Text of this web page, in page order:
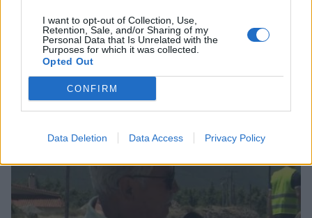
I want to opt-out of Collection, Use,
Retention, Sale, and/or Sharing of my
Personal Data that Is Unrelated with the
Purposes for which it was collected.
Opted Out
CONFIRM
Data Deletion Data Access Privacy Policy
Εθελοντής πυροσβέστης έσωσε δεκάδες
σπίτια, αλλά κάηκε το δικό του
03/08/2026 12:52